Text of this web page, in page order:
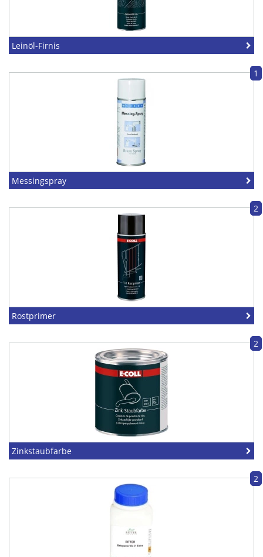
Leinöl-Firnis
1
Messingspray
2
Rostprimer
2
Zinkstaubfarbe
2